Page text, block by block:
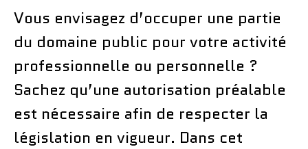
Vous envisagez d’occuper une partie
du domaine public pour votre activité
professionnelle ou personnelle ?
Sachez qu’une autorisation préalable
est nécessaire afin de respecter la
législation en vigueur. Dans cet